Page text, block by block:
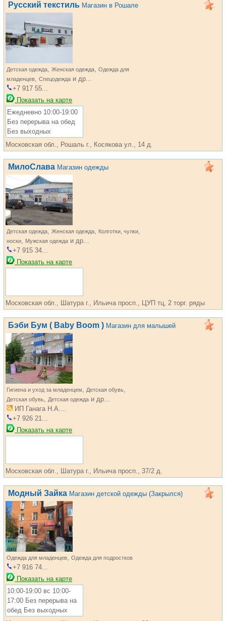
Русский текстиль Магазин в Рошале
Детская одежда, Женская одежда, Одежда для
младенцев, Спецодежда и др...
+7 917 55...
Показать на карте
Ежедневно 10:00-19:00
Без перерыва на обед
Без выходных
Московская обл., Рошаль г., Косякова ул., 14 д.
МилоСлава Магазин одежды
Детская одежда, Женская одежда, Колготки, чулки,
носки, Мужская одежда и др...
+7 915 34...
Показать на карте
Московская обл., Шатура г., Ильича просп., ЦУП тц, 2 торг. ряды
Бэби Бум ( Baby Boom ) Магазин для малышей
Гигиена и уход за младенцем, Детская обувь,
Детская обувь, Детская одежда и др...
ИП Ганага Н.А....
+7 926 21...
Показать на карте
Московская обл., Шатура г., Ильича просп., 37/2 д.
Модный Зайка Магазин детской одежды (Закрылся)
Одежда для младенцев, Одежда для подростков
+7 916 74...
Показать на карте
10:00-19:00 вс 10:00-
17:00 Без перерыва на
обед Без выходных